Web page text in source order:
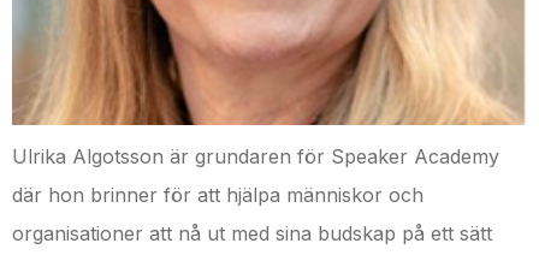
Ulrika Algotsson är grundaren för Speaker Academy
där hon brinner för att hjälpa människor och
organisationer att nå ut med sina budskap på ett sätt